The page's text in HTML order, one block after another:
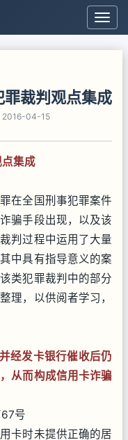
中
闻
律
裁判观点集成
2016-04-15
集成
在全国刑事犯罪案件
骗手段出现，以及该
判过程中运用了大量
中具有指导意义的案
类犯罪裁判中的部分
理，以供阅者学习，
经发卡银行催收后仍
从而构成信用卡诈骗
67号
卡时未提供正确的居